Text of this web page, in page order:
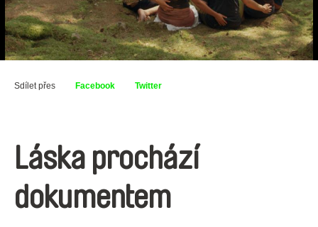
Sdílet přes Facebook Twitter
Láska prochází
dokumentem